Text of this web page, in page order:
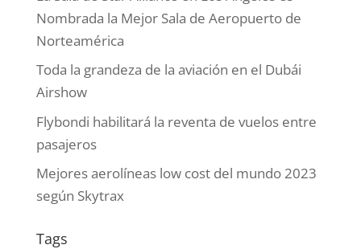
Nombrada la Mejor Sala de Aeropuerto de
Norteamérica
Toda la grandeza de la aviación en el Dubái
Airshow
Flybondi habilitará la reventa de vuelos entre
pasajeros
Mejores aerolíneas low cost del mundo 2023
según Skytrax
Tags